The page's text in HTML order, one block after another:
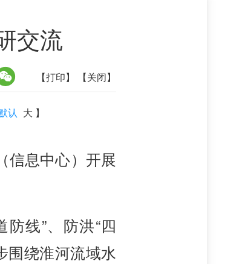
交流
【打印】 【关闭】
认 大 】
信息中心）开展
线”、防洪“四
围绕淮河流域水